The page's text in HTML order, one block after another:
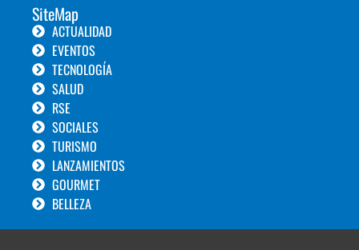
SiteMap
ACTUALIDAD
EVENTOS
TECNOLOGÍA
SALUD
RSE
SOCIALES
TURISMO
LANZAMIENTOS
GOURMET
BELLEZA